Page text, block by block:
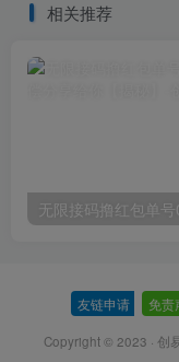
相关推荐
友链申请 免责
Copyright © 2023 · 创